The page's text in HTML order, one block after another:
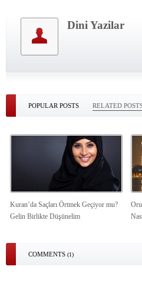
Dini Yazilar
POPULAR POSTS RELATED
Kuran’da Saçları Örtmek Geçiyor mu?
Gelin Birlikte Düşünelim
COMMENTS (1)